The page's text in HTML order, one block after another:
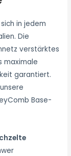
in jedem
Die
verstärktes
maximale
garantiert.
Base-